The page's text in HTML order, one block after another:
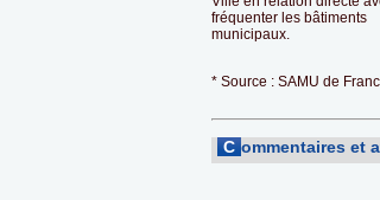
fréquenter les bâtiments
municipaux.
* Source : SAMU de
C ommentaires et